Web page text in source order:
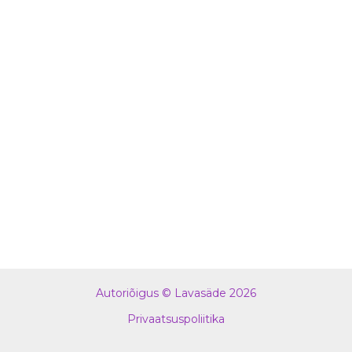
Autoriõigus © Lavasäde 2026
Privaatsuspoliitika